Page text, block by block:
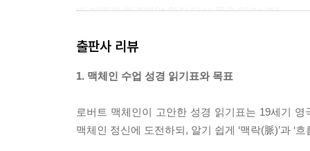
또 어떻게 해결해야 할지 다시 묻고 있습니다.
삶에 하나님의 음성을 전합니다.
포로로 잡혀가는 것은 징벌일까요, 하나님의 의도
출판사 리뷰
1. 맥체인 수업 성경 읽기표와 목표
로버트 맥체인이 고안한 성경 읽기표는 19세기
맥체인 정신에 도전하되, 알기 쉽게 ‘맥락(脈)’과 ‘